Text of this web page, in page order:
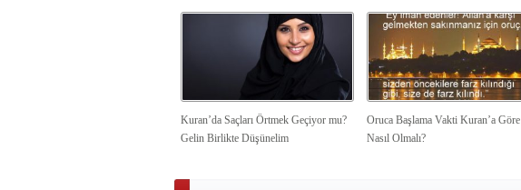
Kuran’da Saçları Örtmek Geçiyor mu?
Gelin Birlikte Düşünelim
Oruca Başlama Vakti Kuran’a Göre
Nasıl Olmalı?